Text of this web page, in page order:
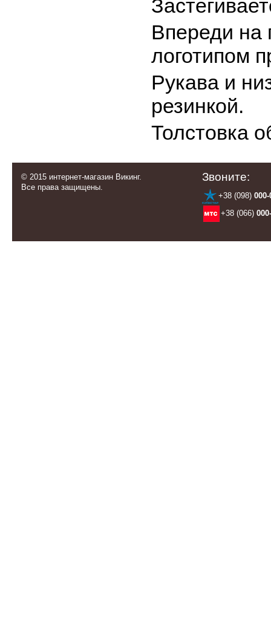
Впереди на
логотипом
Рукава и
резинкой.
Толстовка
© 2015 интернет-магазин Викинг.
Все права защищены.
Звоните:
+38 (098) 000-
+38 (066)